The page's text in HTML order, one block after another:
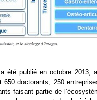
a été publié en octobre 2013,
650 doctorants, 250
faisant partie de